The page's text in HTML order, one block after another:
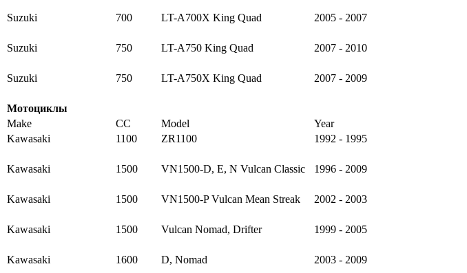
Suzuki 700 LT-A700X King Quad 2005 - 2007
Suzuki 750 LT-A750 King Quad 2007 - 2010
Suzuki 750 LT-A750X King Quad 2007 - 2009
Мотоциклы
Make
CC Model
Year
Kawasaki
1100 ZR1100 1992 - 1995
Kawasaki 1500 VN1500-D, E, N Vulcan Classic 1996 - 2009
Kawasaki 1500 VN1500-P Vulcan Mean Streak 2002 - 2003
Kawasaki 1500 Vulcan Nomad, Drifter 1999 - 2005
Kawasaki 1600 D, Nomad 2003 - 2009